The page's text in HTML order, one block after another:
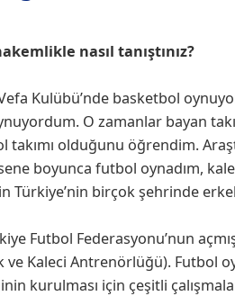
nasıl tanıştınız?
Kulübü’nde basketbol
O zamanlar bayan
takımı olduğunu öğrendim.
boyunca futbol oynadım,
Türkiye’nin birçok şehrinde
Futbol Federasyonu’nun
Kaleci Antrenörlüğü). Futbol
kurulması için çeşitli